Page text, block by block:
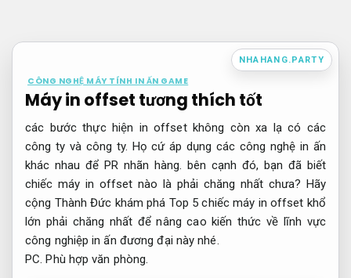
nội
NHAHANG.PARTY
CÔNG NGHỆ MÁY TÍNH IN ẤN GAME
Máy in offset tương thích tốt
các bước thực hiện in offset không còn xa lạ có các
công ty và công ty. Họ cứ áp dụng các công nghệ in ấn
khác nhau để PR nhãn hàng. bên cạnh đó, bạn đã biết
chiếc máy in offset nào là phải chăng nhất chưa? Hãy
cộng Thành Đức khám phá Top 5 chiếc máy in offset khổ
lớn phải chăng nhất để nâng cao kiến thức về lĩnh vực
công nghiệp in ấn đương đại này nhé.
PC. Phù hợp văn phòng.